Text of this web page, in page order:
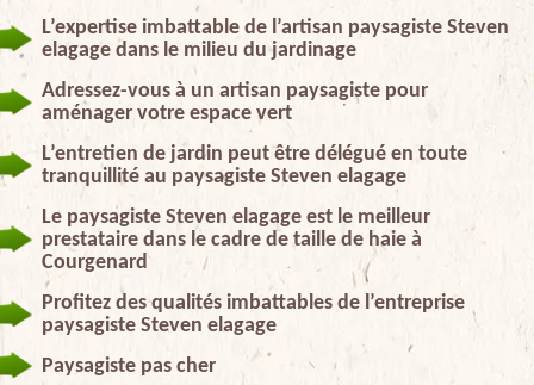
L’expertise imbattable de l’artisan paysagiste Steven
elagage dans le milieu du jardinage
Adressez-vous à un artisan paysagiste pour
aménager votre espace vert
L’entretien de jardin peut être délégué en toute
tranquillité au paysagiste Steven elagage
Le paysagiste Steven elagage est le meilleur
prestataire dans le cadre de taille de haie à
Courgenard
Profitez des qualités imbattables de l’entreprise
paysagiste Steven elagage
Paysagiste pas cher